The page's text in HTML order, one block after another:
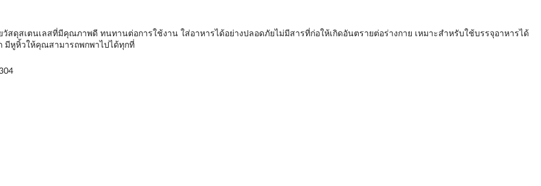
สดุสเตนเลสที่มีคุณภาพดี ทนทานต่อการใช้งาน ใส่อาหารได้อย่างปลอดภัยไม่มีสารที่ก่อให้เกิดอันตรายต่อร่างกาย เหมาะสำหรับใช้บรรจุอาหารได้
มีหูหิ้วให้คุณสามารถพกพาไปได้ทุกที่